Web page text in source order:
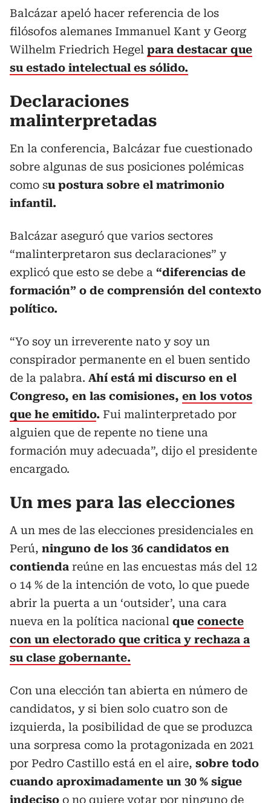
Balcázar apeló hacer referencia de los
filósofos alemanes Immanuel Kant y Georg
Wilhelm Friedrich Hegel para destacar que
su estado intelectual es sólido.
Declaraciones
malinterpretadas
En la conferencia, Balcázar fue cuestionado
sobre algunas de sus posiciones polémicas
como su postura sobre el matrimonio
infantil.
Balcázar aseguró que varios sectores
“malinterpretaron sus declaraciones” y
explicó que esto se debe a “diferencias de
formación” o de comprensión del contexto
político.
“Yo soy un irreverente nato y soy un
conspirador permanente en el buen sentido
de la palabra. Ahí está mi discurso en el
Congreso, en las comisiones, en los votos
que he emitido. Fui malinterpretado por
alguien que de repente no tiene una
formación muy adecuada”, dijo el presidente
encargado.
Un mes para las elecciones
A un mes de las elecciones presidenciales en
Perú, ninguno de los 36 candidatos en
contienda reúne en las encuestas más del 12
o 14 % de la intención de voto, lo que puede
abrir la puerta a un ‘outsider’, una cara
nueva en la política nacional que conecte
con un electorado que critica y rechaza a
su clase gobernante.
Con una elección tan abierta en número de
candidatos, y si bien solo cuatro son de
izquierda, la posibilidad de que se produzca
una sorpresa como la protagonizada en 2021
por Pedro Castillo está en el aire, sobre todo
cuando aproximadamente un 30 % sigue
indeciso o no quiere votar por ninguno de